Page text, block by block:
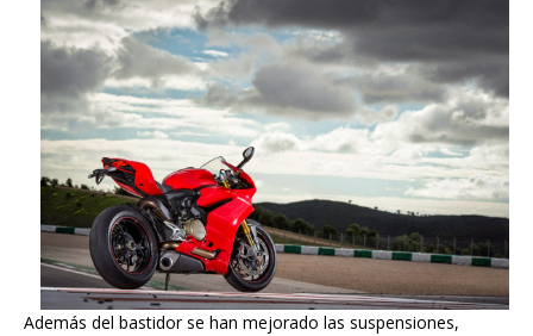
Además del bastidor se han mejorado las suspensiones,